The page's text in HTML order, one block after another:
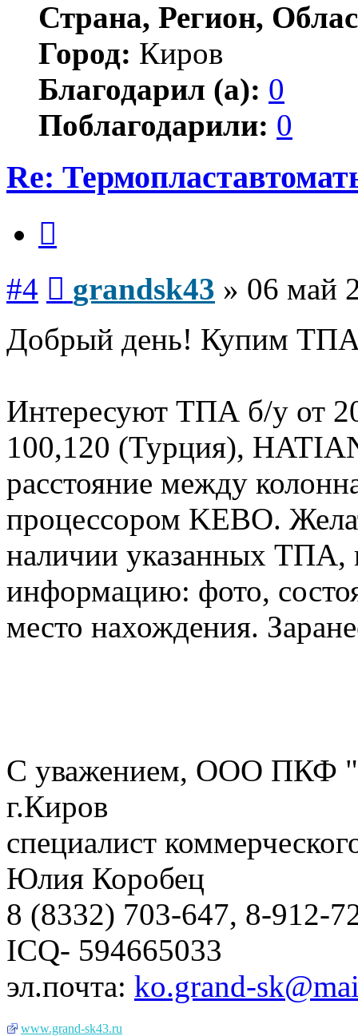
Страна, Регион,
Город: Киров
Благодарил (а): 0
Поблагодарили: 0
Re:
#4 grandsk43 » 06 май
Добрый день! Купим ТПА
Интересуют ТПА б/у от
100,120 (Турция),
расстояние между
процессором KEBO.
наличии указанных ТПА,
информацию: фото,
место нахождения.
С уважением, ООО ПКФ
г.Киров
специалист
Юлия Коробец
8 (8332) 703-647, 8-912-
ICQ- 594665033
эл.почта: ko.grand-
www.grand-sk43.ru